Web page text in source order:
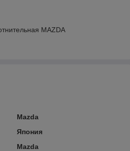
MAZDA
Mazda
Япония
Mazda